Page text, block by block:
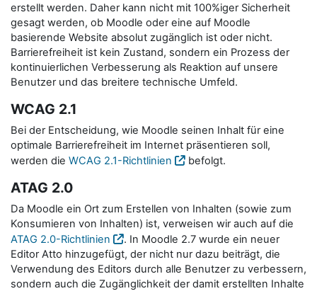
erstellt werden. Daher kann nicht mit 100%iger Sicherheit
gesagt werden, ob Moodle oder eine auf Moodle
basierende Website absolut zugänglich ist oder nicht.
Barrierefreiheit ist kein Zustand, sondern ein Prozess der
kontinuierlichen Verbesserung als Reaktion auf unsere
Benutzer und das breitere technische Umfeld.
WCAG 2.1
Bei der Entscheidung, wie Moodle seinen Inhalt für eine
optimale Barrierefreiheit im Internet präsentieren soll,
werden die WCAG 2.1-Richtlinien befolgt.
ATAG 2.0
Da Moodle ein Ort zum Erstellen von Inhalten (sowie zum
Konsumieren von Inhalten) ist, verweisen wir auch auf die
ATAG 2.0-Richtlinien
. In Moodle 2.7 wurde ein neuer
Editor Atto hinzugefügt, der nicht nur dazu beiträgt, die
Verwendung des Editors durch alle Benutzer zu verbessern,
sondern auch die Zugänglichkeit der damit erstellten Inhalte